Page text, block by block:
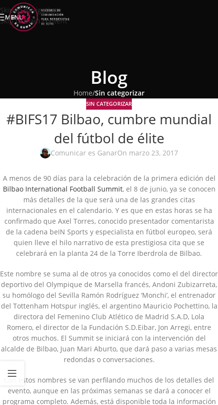
Skip to navigation
Skip to main content
MENU
Blog
Home/Sin categorizar
SIN CATEGORIZAR
#BIFS17 Bilbao, cumbre mundial
del fútbol de élite
Comunicar es GanarOn marzo 23, 2017
A menos de 90 días para la celebración de la primera edición del
Bilbao International Football Summit, el 8 de junio, ya se conocen
más detalles de la que será una de las grandes citas
internacionales en el calendario. Y es que en estas horas se ha
confirmado que Axel Torres, conocido presentador comentarista
de la cadena beIN Sports y especialista en fútbol europeo, será
quien lleve el hilo narrativo de esta prestigiosa cita que se
celebrará en la planta 24 de la Torre Iberdrola de Bilbao.
Este nombre se suma al de otros ya conocidos como el del director
deportivo del Olympique de Marsella francés, Andoni Zubizarreta,
su homólogo del Sevilla Ramón Rodríguez ‘Monchi’, el entrenador
del Tottenham Hotspur inglés, el argentino Mauricio Pochettino, la
directora del Femenino Club Atlético de Madrid S.A.D, Lola
Romero, el director de la Fundación S.D.Eibar, Jon Arregi, entre
otros muchos. El Summit se iniciará con la intervención del
alcalde de Bilbao, Juan Mari Aburto, que dará paso a varias mesas
redondas o conversaciones.
Con estos nombres se van perfilando muchos de los detalles del
evento, aunque en las próximas semanas se dará a conocer el
programa completo. Además, está disponible toda la información